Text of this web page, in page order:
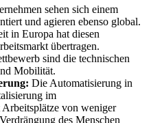
sehen sich einem
und agieren ebenso global.
in Europa hat diesen
übertragen.
sind die technischen
Mobilität.
Die Automatisierung in
im
von weniger
des Menschen